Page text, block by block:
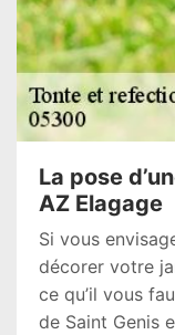
La pose
AZ Elagage
Si vous
décorer votre
ce qu’il vous
de Saint Genis